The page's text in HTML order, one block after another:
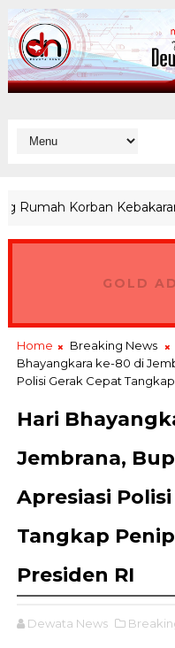
Korban Kebakaran di
GOLD
Home Breaking News
Bhayangkara ke-80 di
Polisi Gerak Cepat
Hari
Jembrana,
Apresiasi
Tangkap
Presiden RI
Dewata News